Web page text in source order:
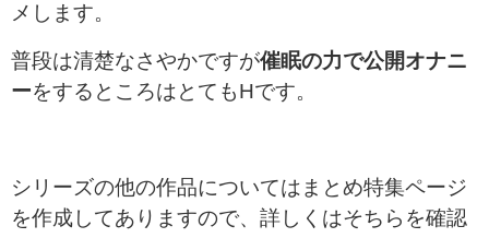
メします。
普段は清楚なさやかですが催眠の力で公開オナニ
ーをするところはとてもHです。
シリーズの他の作品についてはまとめ特集ページ
を作成してありますので、詳しくはそちらを確認